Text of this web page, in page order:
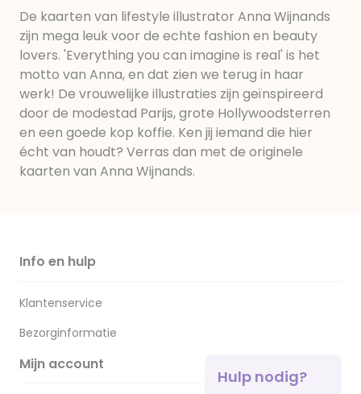
De kaarten van lifestyle illustrator Anna Wijnands
zijn mega leuk voor de echte fashion en beauty
lovers. 'Everything you can imagine is real' is het
motto van Anna, en dat zien we terug in haar
werk! De vrouwelijke illustraties zijn geïnspireerd
door de modestad Parijs, grote Hollywoodsterren
en een goede kop koffie. Ken jij iemand die hier
écht van houdt? Verras dan met de originele
kaarten van Anna Wijnands.
Info en hulp
Klantenservice
Bezorginformatie
Mijn account
Hulp nodig?